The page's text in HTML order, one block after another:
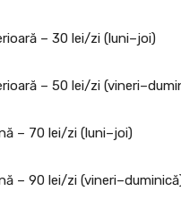
– 30 lei/zi (luni–joi)
– 50 lei/zi
– 70 lei/zi (luni–joi)
– 90 lei/zi